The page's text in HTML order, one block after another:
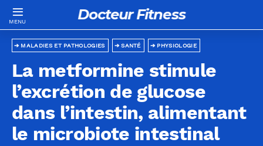
Docteur Fitness
PHYSIOLOGIE
MALADIES ET PATHOLOGIES SANTÉ
La metformine stimule
l’excrétion de glucose
dans l’intestin, alimentant
le microbiote intestinal